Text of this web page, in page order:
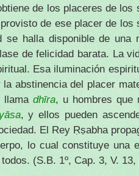
de los placeres de
de ese placer de
se halla disponible de una
de felicidad barata. La
Esa iluminación
abstinencia del placer
llama dhīra, u hombres que
, y ellos pueden
El Rey Ṛṣabha
lo cual constituye una
(S.B. 1º, Cap. 3, V.